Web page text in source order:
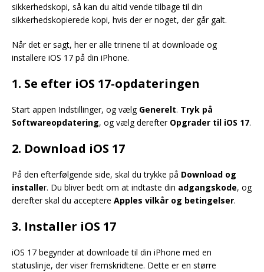
sikkerhedskopi, så kan du altid vende tilbage til din
sikkerhedskopierede kopi, hvis der er noget, der går galt.
Når det er sagt, her er alle trinene til at downloade og
installere iOS 17 på din iPhone.
1. Se efter iOS 17-opdateringen
Start appen Indstillinger, og vælg Generelt. Tryk på
Softwareopdatering, og vælg derefter Opgrader til iOS 17.
2. Download iOS 17
På den efterfølgende side, skal du trykke på Download og
installer. Du bliver bedt om at indtaste din adgangskode, og
derefter skal du acceptere Apples vilkår og betingelser.
3. Installer iOS 17
iOS 17 begynder at downloade til din iPhone med en
statuslinje, der viser fremskridtene. Dette er en større